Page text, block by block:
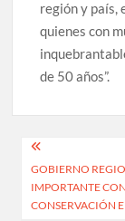
región y país,
quienes con
de 50 años”.
de
entradas
GOBIERNO
IMPORTANTE
CONSERVACIÓN